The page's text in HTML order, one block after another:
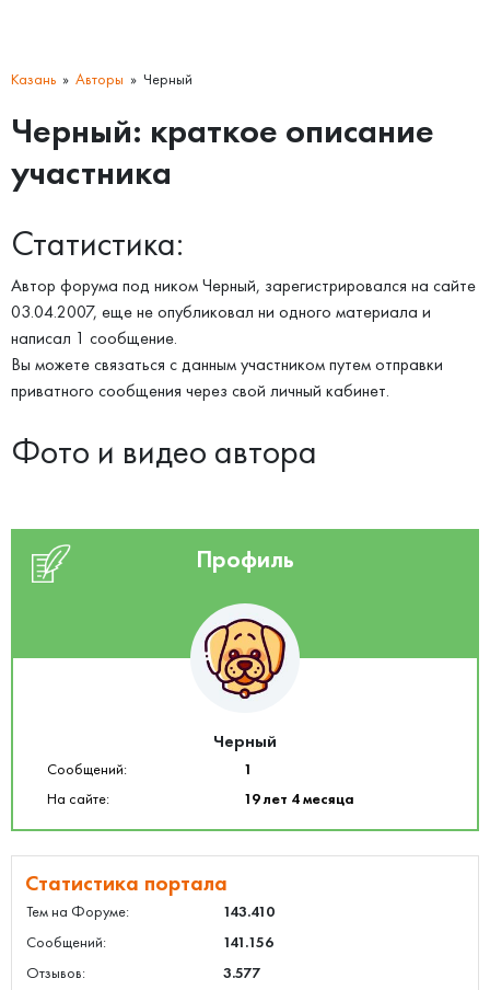
Казань Авторы Черный
Черный: краткое описание
участника
Статистика:
Автор форума под ником Черный, зарегистрировался на сайте
03.04.2007, еще не опубликовал ни одного материала и
написал 1 сообщение.
Вы можете связаться с данным участником путем отправки
приватного сообщения через свой личный кабинет.
Фото и видео автора
Профиль
Черный
Сообщений:
1
На сайте:
19 лет 4 месяца
Статистика портала
Тем на Форуме:
143.410
Сообщений:
141.156
Отзывов:
3.577